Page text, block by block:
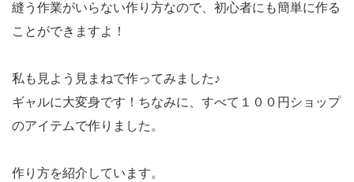
縫う作業がいらない作り方なので、初心者にも簡単に作る
ことができますよ！
私も見よう見まねで作ってみました♪
ギャルに大変身です！ちなみに、すべて１００円ショップ
のアイテムで作りました。
作り方を紹介しています。